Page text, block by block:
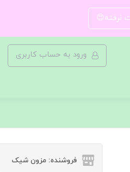
نرفته😍
ورود به حساب کاربری
فروشنده: مزون شیک